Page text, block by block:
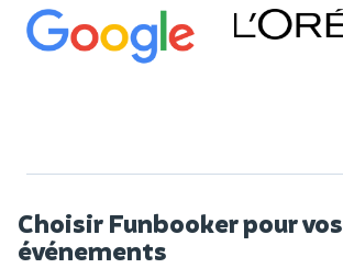
Choisir Funbooker pour vos
événements